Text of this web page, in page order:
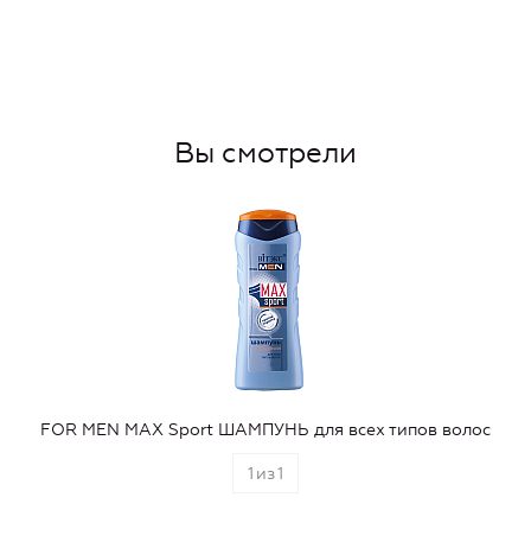
Вы смотрели
FOR MEN MAX Sport ШАМПУНЬ для всех типов волос
1 из1